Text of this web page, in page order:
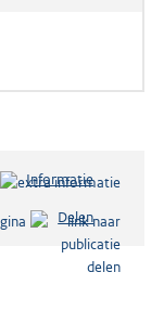
Informatie
Delen